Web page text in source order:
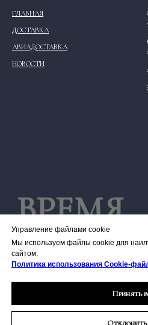
Управление файлами cookie
Мы используем файлы cookie для
сайтом.
Политика использования Сookie-
Принять
ГЛАВНАЯ
ДОСТАВКА
АВИАДОСТАВКА
НОВОСТИ
ВРЕМЯ